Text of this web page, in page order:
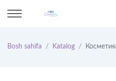
Bosh sahifa Katalog